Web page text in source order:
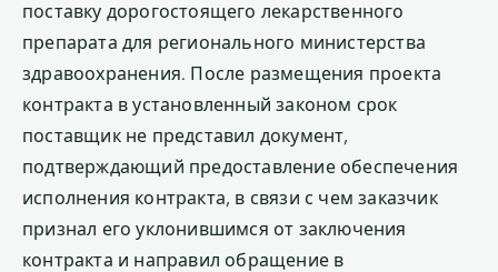
поставку дорогостоящего лекарственного
препарата для регионального министерства
здравоохранения. После размещения проекта
контракта в установленный законом срок
поставщик не представил документ,
подтверждающий предоставление обеспечения
исполнения контракта, в связи с чем заказчик
признал его уклонившимся от заключения
контракта и направил обращение в